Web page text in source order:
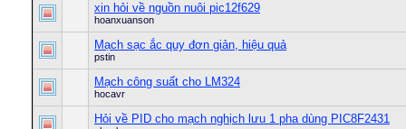
xin hỏi về nguồn nuôi pic12f629
hoanxuanson
Mạch sạc ắc quy đơn giản, hiệu quả
pstin
Mạch công suất cho LM324
hocavr
Hỏi về PID cho mạch nghịch lưu 1 pha dùng PIC8F2431